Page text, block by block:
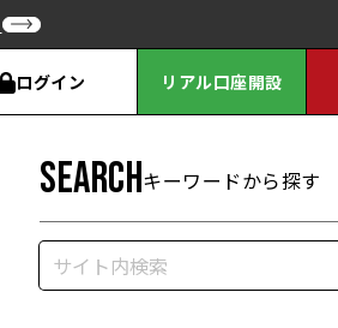
ログイン リアル口座開設
SEARCHキーワードから探す